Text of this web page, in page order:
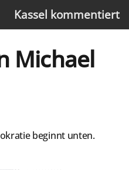
Kassel kommentiert
Michael
beginnt unten.